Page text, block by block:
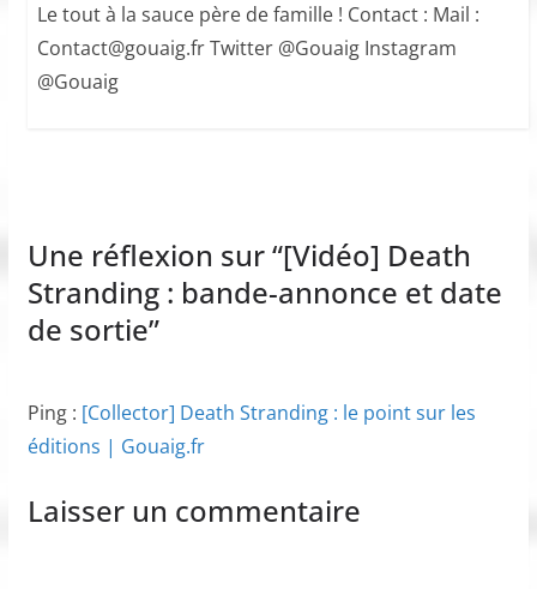
Le tout à la sauce père de famille ! Contact : Mail :
Contact@gouaig.fr Twitter @Gouaig Instagram
@Gouaig
Une réflexion sur “[Vidéo] Death
Stranding : bande-annonce et date
de sortie”
Ping : [Collector] Death Stranding : le point sur les
éditions | Gouaig.fr
Laisser un commentaire